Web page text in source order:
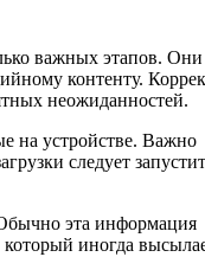
важных этапов. Они
контенту.
неожиданностей.
на устройстве. Важно
следует
эта информация
иногда